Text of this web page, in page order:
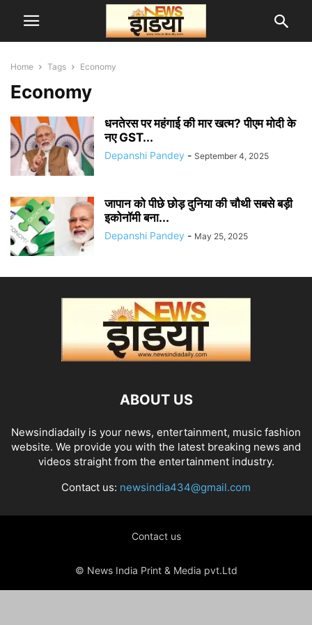
Home Tags Economy
Economy
धनतेरस पर महंगाई की मार खत्म? पीएम मोदी के
नए GST...
Depanshi Pandey - September 4, 2025
जापान को पीछे छोड़ दुनिया की चौथी सबसे बड़ी
इकोनॉमी बना...
Depanshi Pandey - May 25, 2025
ABOUT US
Newsindiadaily is your news, entertainment, music fashion
website. We provide you with the latest breaking news and
videos straight from the entertainment industry.
Contact us: newsindia434@gmail.com
Contact us
© News India Print & Media pvt.Ltd